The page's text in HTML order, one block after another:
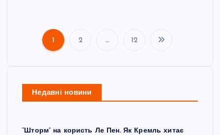
г
і
1 2 … 12
Недавні новини
“Шторм” на користь Ле Пен. Як Кремль хитає